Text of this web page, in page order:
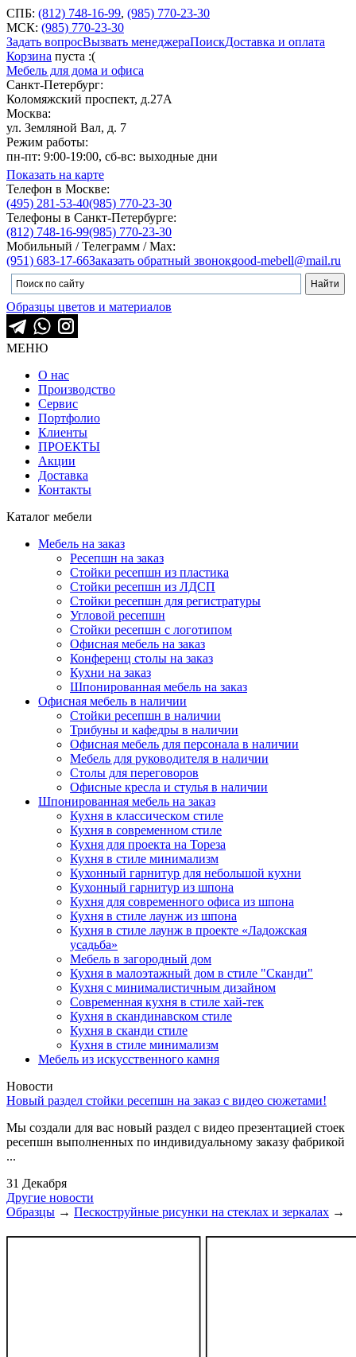
СПБ: (812) 748-16-99, (985) 770-23-30
МСК: (985) 770-23-30
Задать вопросВызвать менеджераПоискДоставка и оплата
Корзина пуста :(
Мебель для дома и офиса
Санкт-Петербург:
Коломяжский проспект, д.27А
Москва:
ул. Земляной Вал, д. 7
Режим работы:
пн-пт: 9:00-19:00, сб-вс: выходные дни
Показать на карте
Телефон в Москве:
(495) 281-53-40(985) 770-23-30
Телефоны в Санкт-Петербурге:
(812) 748-16-99(985) 770-23-30
Мобильный / Телеграмм / Max:
(951) 683-17-66Заказать обратный звонокgood-mebell@mail.ru
Образцы цветов и материалов
МЕНЮ
О нас
Производство
Сервис
Портфолио
Клиенты
ПРОЕКТЫ
Акции
Доставка
Контакты
Каталог мебели
Мебель на заказ
Ресепшн на заказ
Стойки ресепшн из пластика
Стойки ресепшн из ЛДСП
Стойки ресепшн для регистратуры
Угловой ресепшн
Стойки ресепшн с логотипом
Офисная мебель на заказ
Конференц столы на заказ
Кухни на заказ
Шпонированная мебель на заказ
Офисная мебель в наличии
Стойки ресепшн в наличии
Трибуны и кафедры в наличии
Офисная мебель для персонала в наличии
Мебель для руководителя в наличии
Столы для переговоров
Офисные кресла и стулья в наличии
Шпонированная мебель на заказ
Кухня в классическом стиле
Кухня в современном стиле
Кухня для проекта на Тореза
Кухня в стиле минимализм
Кухонный гарнитур для небольшой кухни
Кухонный гарнитур из шпона
Кухня для современного офиса из шпона
Кухня в стиле лаунж из шпона
Кухня в стиле лаунж в проекте «Ладожская
усадьба»
Мебель в загородный дом
Кухня в малоэтажный дом в стиле "Сканди"
Кухня с минималистичным дизайном
Современная кухня в стиле хай-тек
Кухня в скандинавском стиле
Кухня в сканди стиле
Кухня в стиле минимализм
Мебель из искусственного камня
Новости
Новый раздел стойки ресепшн на заказ с видео сюжетами!
Мы создали для вас новый раздел с видео презентацией стоек
ресепшн выполненных по индивидуальному заказу фабрикой
...
31 Декабря
Другие новости
Образцы → Пескоструйные рисунки на стеклах и зеркалах →